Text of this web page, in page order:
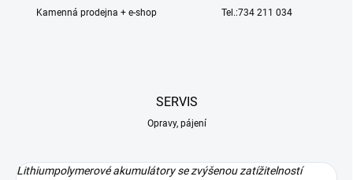
Kamenná prodejna + e-shop Tel.:734 211 034
SERVIS
Opravy, pájení
Lithiumpolymerové akumulátory se zvýšenou zatížitelností